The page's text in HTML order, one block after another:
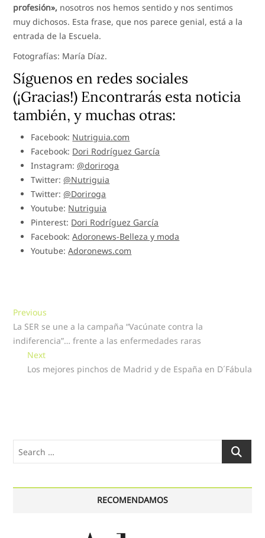
profesión», nosotros nos hemos sentido y nos sentimos
muy dichosos. Esta frase, que nos parece genial, está a la
entrada de la Escuela.
Fotografías: María Díaz.
Síguenos en redes sociales
(¡Gracias!) Encontrarás esta noticia
también, y muchas otras:
Facebook: Nutriguia.com
Facebook: Dori Rodríguez García
Instagram:@doriroga
Twitter:@Nutriguia
Twitter:@Doriroga
Youtube: Nutriguia
Pinterest: Dori Rodríguez García
Facebook:Adoronews-Belleza y moda
Youtube:Adoronews.com
Navegación
de
entradas
Previous
post:
La SER se une a la campaña “Vacúnate contra la
indiferencia”… frente a las enfermedades raras
NextNext
post:
Los mejores pinchos de Madrid y de España en D´Fábula
Search
…
RECOMENDAMOS